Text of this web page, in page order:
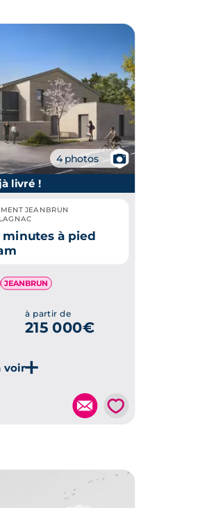
4 photos 📷
ce programme
livré !
JEANBRUN
minutes à pied
JEANBRUN
à partir de
215 000€
💗